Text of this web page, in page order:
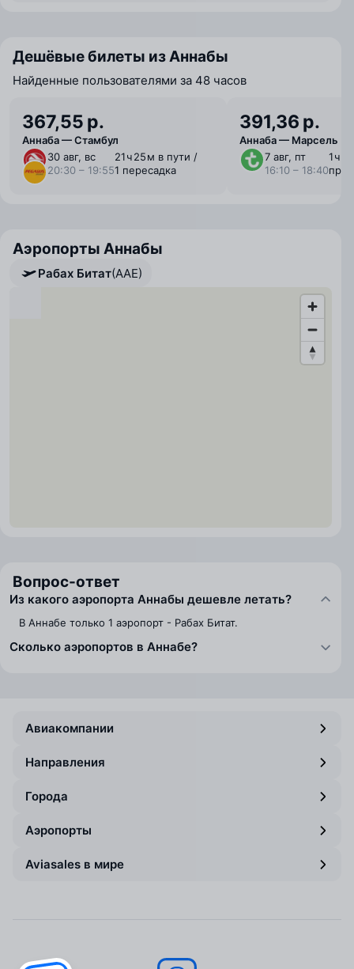
Дешёвые билеты из Аннабы
Найденные пользователями за 48 часов
367,55 р.
Аннаба — Стамбул
30 авг, вс
20:30 – 19:55
21 ⁠ч 25 ⁠м в пути /
1 пересадка
391,36 р.
Аннаба — Марсель
7 авг, пт
16:10 – 18:40
1 ⁠ч
Аэропорты Аннабы
Рабах Битат(AAE)
Вопрос-ответ
Из какого аэропорта Аннабы дешевле летать?
В Аннабе только 1 аэропорт - Рабах Битат.
Сколько аэропортов в Аннабе?
Авиакомпании
Направления
Города
Аэропорты
Aviasales в мире